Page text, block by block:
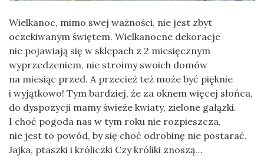
Wielkanoc, mimo swej ważności, nie jest zbyt
oczekiwanym świętem. Wielkanocne dekoracje
nie pojawiają się w sklepach z 2 miesięcznym
wyprzedzeniem, nie stroimy swoich domów
na miesiąc przed. A przecież też może być pięknie
i wyjątkowo! Tym bardziej, że za oknem więcej słońca,
do dyspozycji mamy świeże kwiaty, zielone gałązki.
I choć pogoda nas w tym roku nie rozpieszcza,
nie jest to powód, by się choć odrobinę nie postarać.
Jajka, ptaszki i króliczki Czy króliki znoszą…